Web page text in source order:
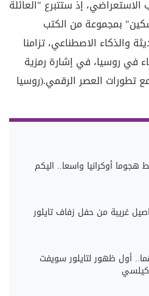
إذ ستتبرع "العائلة
بمجموعة من الكتب
والذكاء الاصطناعي، تزامنا
في روسيا، في إشارة رمزية
تطورات العصر الرقمي.(روسيا
هجوما أوكرانيا واسعا.. اليكم
غريبة من حفل زفاف تايلور
أول ظهور لتايلور سويفت